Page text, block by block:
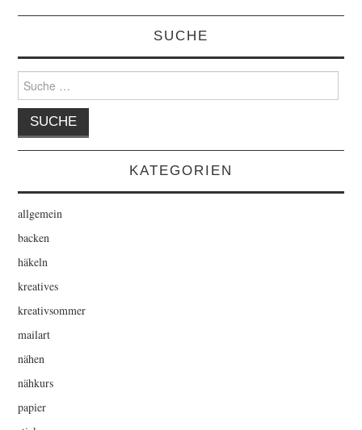
SUCHE
Suche
nach:
KATEGORIEN
allgemein
backen
häkeln
kreatives
kreativsommer
mailart
nähen
nähkurs
papier